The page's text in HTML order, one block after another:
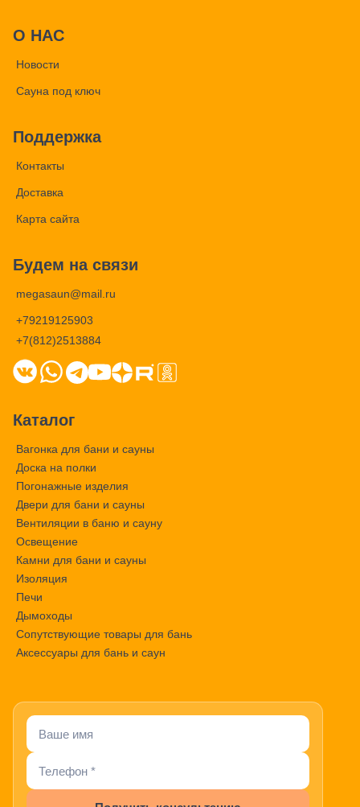
О НАС
Новости
Сауна под ключ
Поддержка
Контакты
Доставка
Карта сайта
Будем на связи
megasaun@mail.ru
+79219125903
+7(812)2513884
Каталог
Вагонка для бани и сауны
Доска на полки
Погонажные изделия
Двери для бани и сауны
Вентиляции в баню и сауну
Освещение
Камни для бани и сауны
Изоляция
Печи
Дымоходы
Сопутствующие товары для бань
Аксессуары для бань и саун